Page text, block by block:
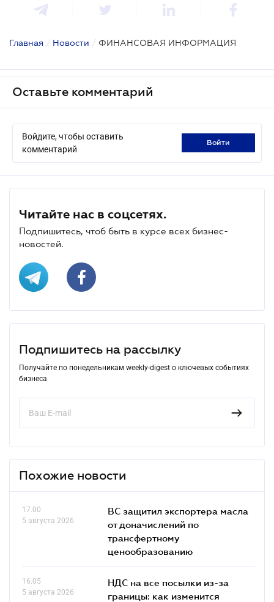
Главная / Новости / ФИНАНСОВАЯ ИНФОРМАЦИЯ
Оставьте комментарий
Войдите, чтобы оставить
комментарий
войти
Читайте нас в соцсетях.
Подпишитесь, чтоб быть в курсе всех бизнес-
новостей.
Подпишитесь на рассылку
Получайте по понедельникам weekly-digest о ключевых событиях
бизнеса
Похожие новости
17.00
5 августа 2026
ВС защитил экспортера масла
от доначислений по
трансфертному
ценообразованию
16.05
5 августа 2026
НДС на все посылки из-за
границы: как изменится